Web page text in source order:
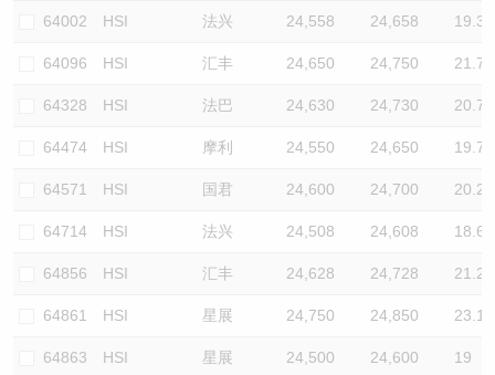
64002 HSI 法兴 24,558 24,658 19.3
64096 HSI 汇丰 24,650 24,750 21.7
64328 HSI 法巴 24,630 24,730 20.7
64474 HSI 摩利 24,550 24,650 19.7
64571 HSI 国君 24,600 24,700 20.2
64714 HSI 法兴 24,508 24,608 18.6
64856 HSI 汇丰 24,628 24,728 21.2
64861 HSI 星展 24,750 24,850 23.1
64863 HSI 星展 24,500 24,600 19